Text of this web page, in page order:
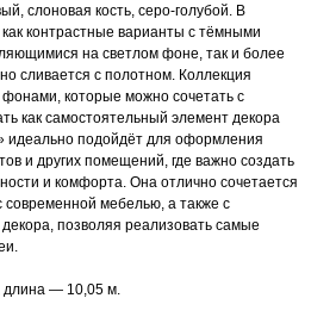
слоновая кость, серо-голубой. В
контрастные варианты с тёмными
на светлом фоне, так и более
сливается с полотном. Коллекция
которые можно сочетать с
как самостоятельный элемент декора
идеально подойдёт для оформления
и других помещений, где важно создать
и комфорта. Она отлично сочетается
современной мебелью, а также с
позволяя реализовать самые
— 10,05 м.